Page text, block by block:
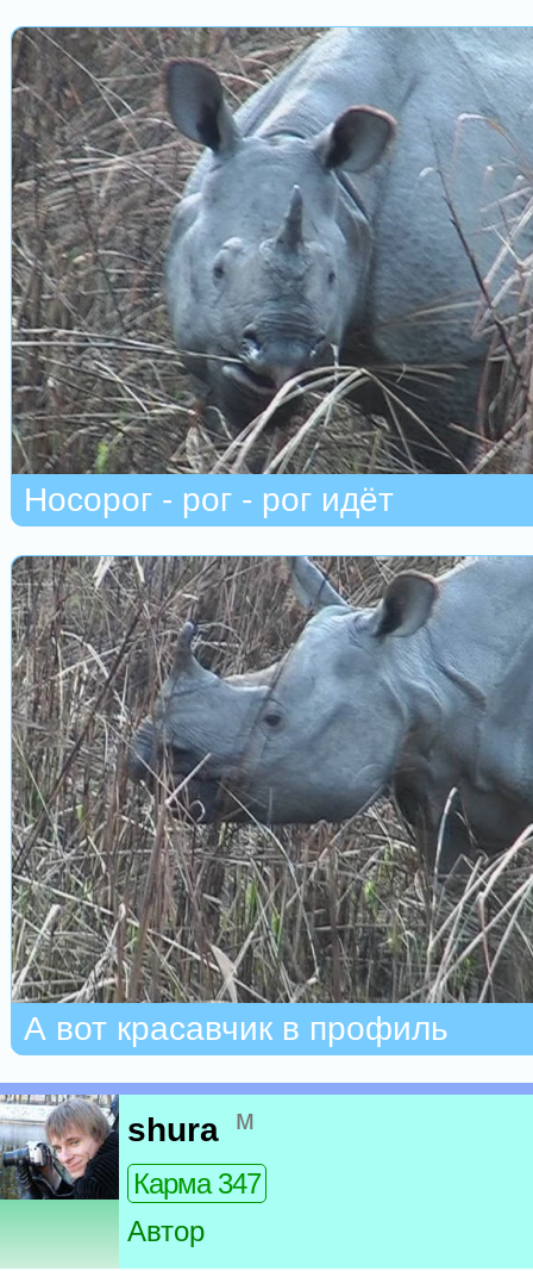
Носорог - рог - рог идёт
А вот красавчик в профиль
shura м
Карма 347
Автор